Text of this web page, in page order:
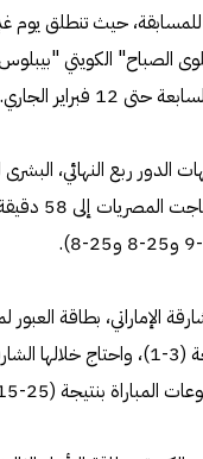
حيث تنطلق يوم
الصباح" الكويتي
فبراير الجاري.
الدور ربع النهائي،
الذهبي،
الإماراتي، بطاقة
بنتيجة (25-15 و25-16 و25-19).